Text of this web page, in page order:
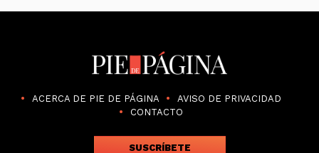
ACERCA DE PIE DE PÁGINA
AVISO DE PRIVACIDAD
CONTACTO
SUSCRÍBETE